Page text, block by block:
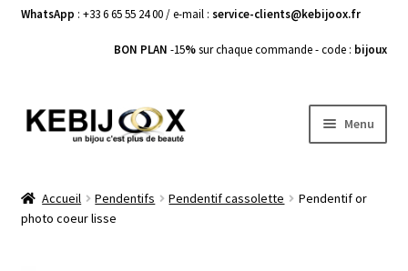
WhatsApp : +33 6 65 55 24 00 / e-mail : service-clients@kebijoox.fr
BON PLAN -15%sur chaque commande - code : bijoux
Aller
à
Aller
au
Menu
Boucles d’Oreilles
Accueil Pendentifs Pendentif cassolette
Pendentif or
photo coeur lisse